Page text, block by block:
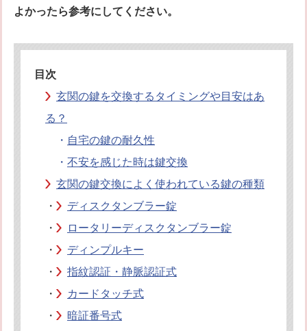
よかったら参考にしてください。
目次
玄関の鍵を交換するタイミングや目安はあ
る？
・ 自宅の鍵の耐久性
・ 不安を感じた時は鍵交換
玄関の鍵交換によく使われている鍵の種類
・
ディスクタンブラー錠
・
ロータリーディスクタンブラー錠
・
ディンプルキー
・
指紋認証・静脈認証式
・
カードタッチ式
・
暗証番号式